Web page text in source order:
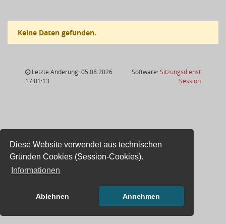
Diese Website verwendet aus technischen
Gründen Cookies (Session-Cookies).
Informationen
Ablehnen Annehmen
Keine Daten gefunden.
Letzte Änderung: 05.08.2026
17:01:13
Software:Sitzungsdienst
Session(Wird in